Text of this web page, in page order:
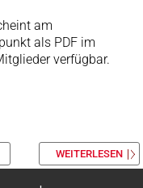
am
als PDF im
verfügbar.
WEITERLESEN